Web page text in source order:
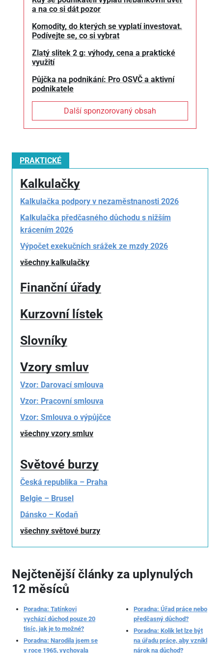
a na co si dát pozor
Komodity, do kterých se vyplatí investovat.
Podívejte se, co si vybrat
Zlatý slitek 2 g: výhody, cena a praktické
využití
Půjčka na podnikání: Pro OSVČ a aktivní
podnikatele
Další sponzorovaný obsah
PRAKTICKÉ
Kalkulačky
Kalkulačka podpory v nezaměstnanosti 2026
Kalkulačka předčasného důchodu s nižším
krácením 2026
Výpočet exekučních srážek ze mzdy 2026
všechny kalkulačky
Finanční úřady
Kurzovní lístek
Slovníky
Vzory smluv
Vzor: Darovací smlouva
Vzor: Pracovní smlouva
Vzor: Smlouva o výpůjčce
všechny vzory smluv
Světové burzy
Česká republika – Praha
Belgie – Brusel
Dánsko – Kodaň
všechny světové burzy
Nejčtenější články za uplynulých
12 měsíců
Poradna: Tatínkovi
vychází důchod pouze 20
tisíc, jak je to možné?
Poradna: Narodila jsem se
v roce 1965, vychovala
Poradna: Úřad práce nebo
předčasný důchod?
Poradna: Kolik let lze být
na úřadu práce, aby vznikl
nárok na důchod?